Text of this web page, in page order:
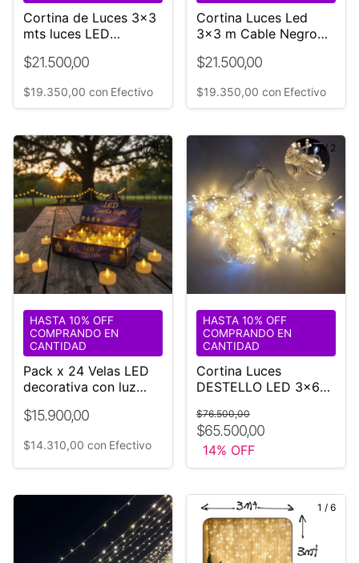
Cortina de Luces 3x3
mts luces LED
$21.500,00
$19.350,00 con Efectivo
Cortina Luces Led
3x3 m Cable Negro
Evento
$21.500,00
$19.350,00 con Efectivo
1/10
Pack x 24 Velas LED
decorativa con luz
$15.900,00
HASTA 10% OFF
COMPRANDO EN
CANTIDAD
$14.310,00 con Efectivo
1/ 2
Cortina Luces
DESTELLO LED 3x6
Fija
$65.500,00
$76.500,00
14% OFF
HASTA 10% OFF
COMPRANDO EN
CANTIDAD
1 / 6